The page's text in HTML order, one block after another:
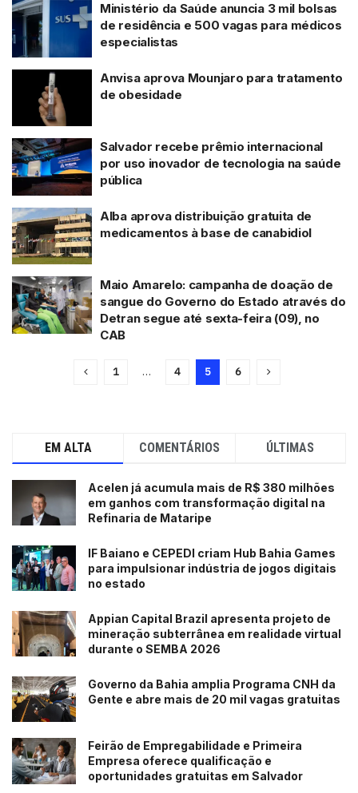
Ministério da Saúde anuncia 3 mil bolsas
de residência e 500 vagas para médicos
especialistas
Anvisa aprova Mounjaro para tratamento
de obesidade
Salvador recebe prêmio internacional
por uso inovador de tecnologia na saúde
pública
Alba aprova distribuição gratuita de
medicamentos à base de canabidiol
Maio Amarelo: campanha de doação de
sangue do Governo do Estado através do
Detran segue até sexta-feira (09), no
CAB
1 … 4 5 6
EM ALTA COMENTÁRIOS ÚLTIMAS
Acelen já acumula mais de R$ 380 milhões
em ganhos com transformação digital na
Refinaria de Mataripe
IF Baiano e CEPEDI criam Hub Bahia Games
para impulsionar indústria de jogos digitais
no estado
Appian Capital Brazil apresenta projeto de
mineração subterrânea em realidade virtual
durante o SEMBA 2026
Governo da Bahia amplia Programa CNH da
Gente e abre mais de 20 mil vagas gratuitas
Feirão de Empregabilidade e Primeira
Empresa oferece qualificação e
oportunidades gratuitas em Salvador